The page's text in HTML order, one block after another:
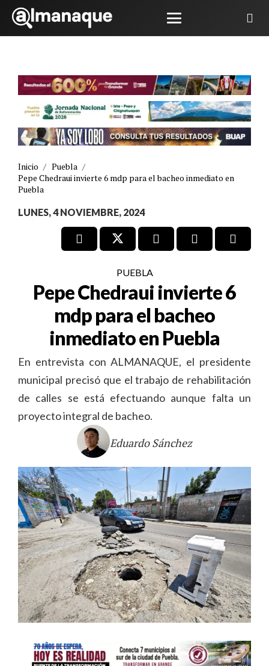
Inicio / Puebla /
Pepe Chedraui invierte 6 mdp para el bacheo inmediato en
Puebla
LUNES, 4 NOVIEMBRE, 2024
PUEBLA
Pepe Chedraui invierte 6
mdp para el bacheo
inmediato en Puebla
En entrevista con ALMANAQUE, el presidente
municipal precisó que el trabajo de rehabilitación
de calles se está efectuando aunque falta un
proyecto integral de bacheo.
Eduardo Sánchez